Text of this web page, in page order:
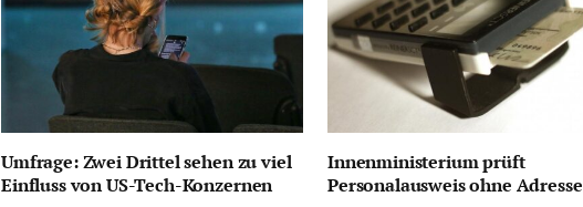
Umfrage: Zwei Drittel sehen zu viel
Einfluss von US-Tech-Konzernen
Innenministerium prüft
Personalausweis ohne Adresse